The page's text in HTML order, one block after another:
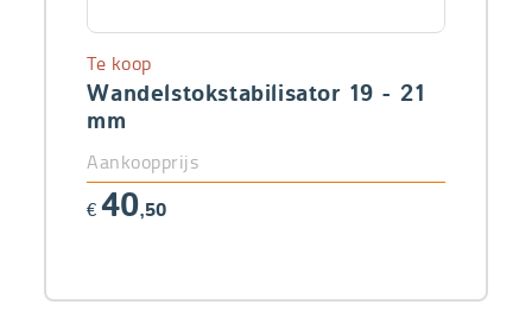
Wandelstokstabilisator 19 - 21
mm
Te koop
Aankoopprijs
€ 40,50